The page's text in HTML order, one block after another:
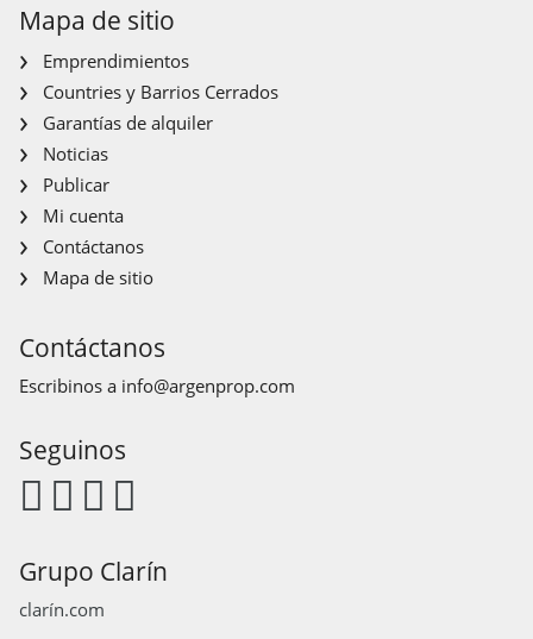
Mapa de sitio
Emprendimientos
Countries y Barrios Cerrados
Garantías de alquiler
Noticias
Publicar
Mi cuenta
Contáctanos
Mapa de sitio
Contáctanos
Escribinos a info@argenprop.com
Seguinos
Grupo Clarín
clarín.com